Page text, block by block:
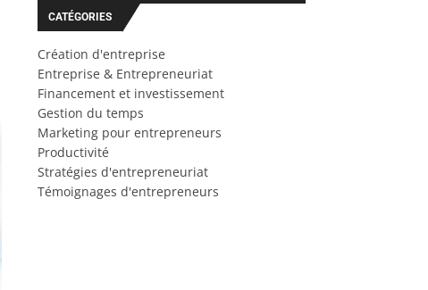
CATÉGORIES
Création d'entreprise
Entreprise & Entrepreneuriat
Financement et investissement
Gestion du temps
Marketing pour entrepreneurs
Productivité
Stratégies d'entrepreneuriat
Témoignages d'entrepreneurs